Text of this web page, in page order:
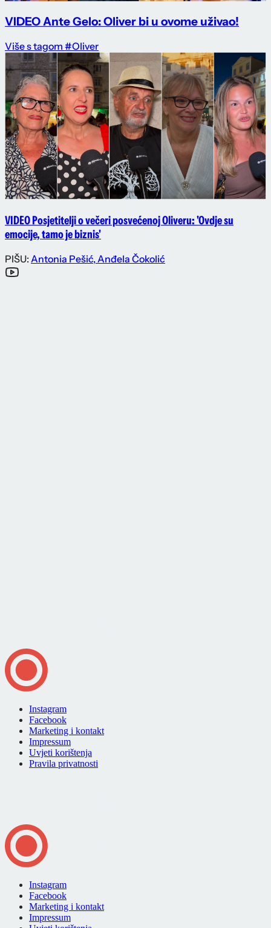
VIDEO Ante Gelo: Oliver bi u ovome uživao!
Više s tagom #Oliver
VIDEO Posjetitelji o večeri posvećenoj Oliveru: 'Ovdje su
emocije, tamo je biznis'
PIŠU: Antonia Pešić, Anđela Čokolić
Instagram
Facebook
Marketing i kontakt
Impressum
Uvjeti korištenja
Pravila privatnosti
Instagram
Facebook
Marketing i kontakt
Impressum